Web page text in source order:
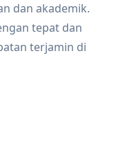
dan akademik.
tepat dan
terjamin di